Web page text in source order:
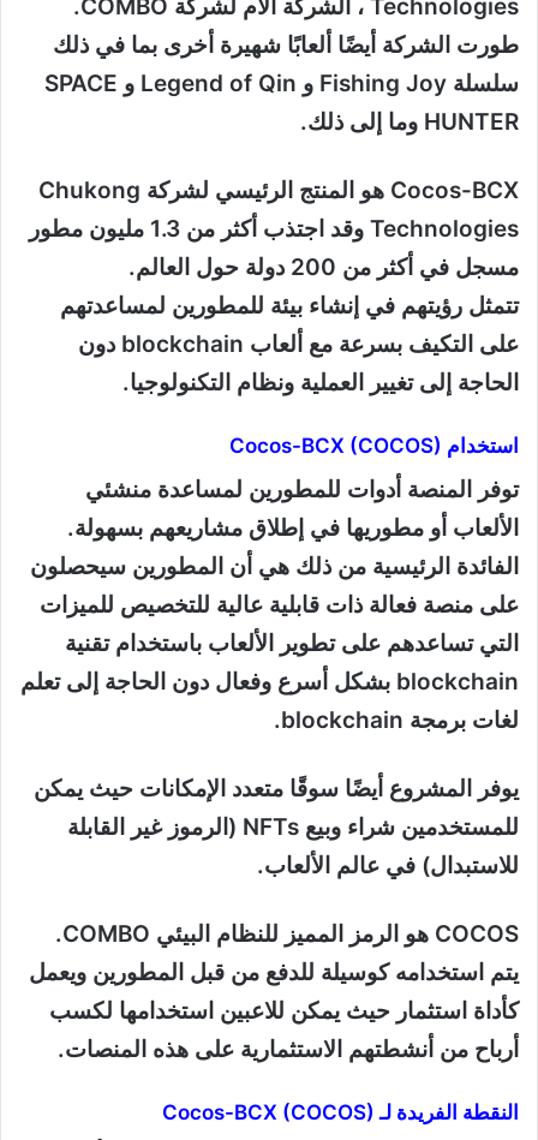
Technologies ، الشركة الأم لشركة COMBO.
طورت الشركة أيضًا ألعابًا شهيرة أخرى بما في ذلك
سلسلة Fishing Joy و Legend of Qin و SPACE
HUNTER وما إلى ذلك.
Cocos-BCX هو المنتج الرئيسي لشركة Chukong
Technologies وقد اجتذب أكثر من 1.3 مليون مطور
مسجل في أكثر من 200 دولة حول العالم.
تتمثل رؤيتهم في إنشاء بيئة للمطورين لمساعدتهم
على التكيف بسرعة مع ألعاب blockchain دون
الحاجة إلى تغيير العملية ونظام التكنولوجيا.
استخدام Cocos-BCX (COCOS)
توفر المنصة أدوات للمطورين لمساعدة منشئي
الألعاب أو مطوريها في إطلاق مشاريعهم بسهولة.
الفائدة الرئيسية من ذلك هي أن المطورين سيحصلون
على منصة فعالة ذات قابلية عالية للتخصيص للميزات
التي تساعدهم على تطوير الألعاب باستخدام تقنية
blockchain بشكل أسرع وفعال دون الحاجة إلى تعلم
لغات برمجة blockchain.
يوفر المشروع أيضًا سوقًا متعدد الإمكانات حيث يمكن
للمستخدمين شراء وبيع NFTs (الرموز غير القابلة
للاستبدال) في عالم الألعاب.
COCOS هو الرمز المميز للنظام البيئي COMBO.
يتم استخدامه كوسيلة للدفع من قبل المطورين ويعمل
كأداة استثمار حيث يمكن للاعبين استخدامها لكسب
أرباح من أنشطتهم الاستثمارية على هذه المنصات.
النقطة الفريدة لـ Cocos-BCX (COCOS)